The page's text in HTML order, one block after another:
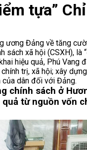
tựa”
ương Đảng về tăng
sách xã hội (CSXH), là
hiệu quả, Phú Vang
trị, xã hội; xây
của dân đối với Đảng.
chính sách ở
quả từ nguồn vốn